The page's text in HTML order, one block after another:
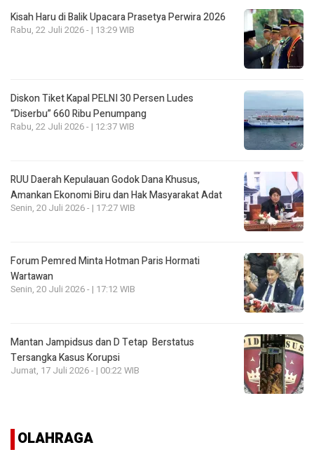
Kisah Haru di Balik Upacara Prasetya Perwira 2026
Rabu, 22 Juli 2026 - | 13:29 WIB
Diskon Tiket Kapal PELNI 30 Persen Ludes
“Diserbu” 660 Ribu Penumpang
Rabu, 22 Juli 2026 - | 12:37 WIB
RUU Daerah Kepulauan Godok Dana Khusus,
Amankan Ekonomi Biru dan Hak Masyarakat Adat
Senin, 20 Juli 2026 - | 17:27 WIB
Forum Pemred Minta Hotman Paris Hormati
Wartawan
Senin, 20 Juli 2026 - | 17:12 WIB
Mantan Jampidsus dan D Tetap Berstatus
Tersangka Kasus Korupsi
Jumat, 17 Juli 2026 - | 00:22 WIB
OLAHRAGA